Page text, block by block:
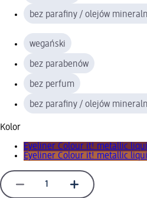
bez parafiny / olejów
wegański
bez parabenów
bez perfum
bez parafiny / olejów
Kolor
Eyeliner Colour it! metallic
Eyeliner Colour it! metallic